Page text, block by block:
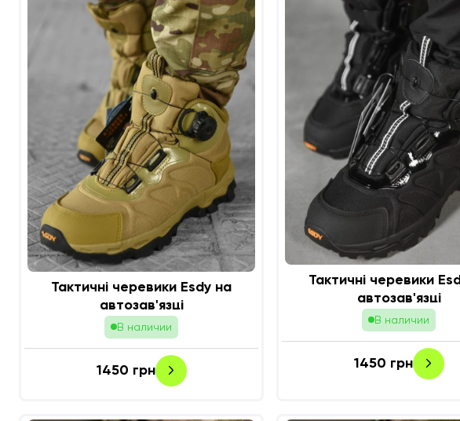
Тактичні черевики Esdy на
автозав'язці
В наличии
1450 грн
Тактичні черевики
автозав'язці
В наличии
1450 грн